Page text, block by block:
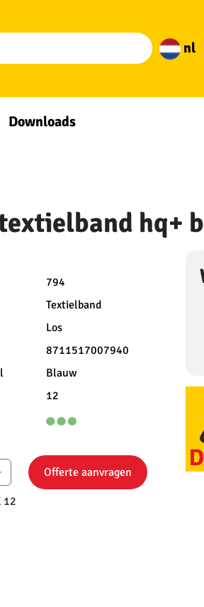
nl
Downloads
hq+
794
Textielband
Los
8711517007940
Blauw
12
12
Offerte aanvragen